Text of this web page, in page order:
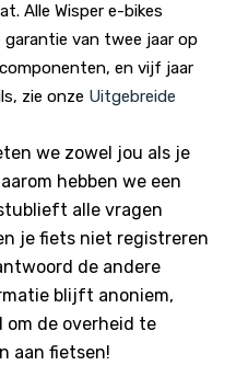
Alle Wisper e-bikes
van twee jaar op
en vijf jaar
zie onze Uitgebreide
we zowel jou als je
hebben we een
alle vragen
je fiets niet registreren
de andere
blijft anoniem,
om de overheid te
aan fietsen!